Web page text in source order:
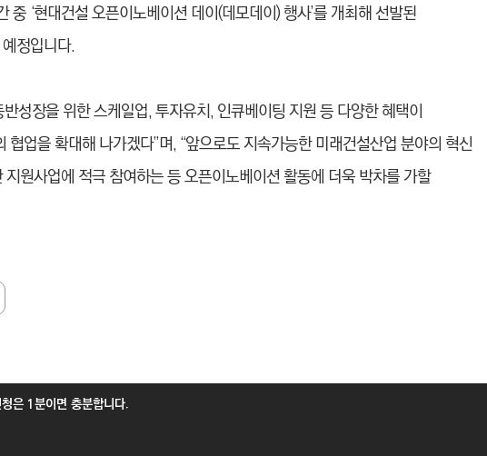
중 ‘현대건설 오픈이노베이션 데이(데모데이) 행사’를 개최해 선발된
정입니다.
성장을 위한 스케일업, 투자유치, 인큐베이팅 지원 등 다양한 혜택이
협업을 확대해 나가겠다”며, “앞으로도 지속가능한 미래건설산업 분야의 혁신
원사업에 적극 참여하는 등 오픈이노베이션 활동에 더욱 박차를 가할
은 1분이면 충분합니다.